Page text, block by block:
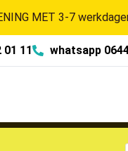
MET 3-7
01 11 whatsapp